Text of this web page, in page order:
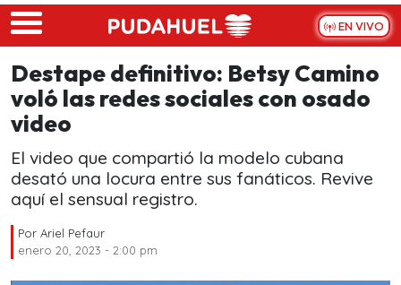
Skip to main content
EN VIVO
Destape definitivo: Betsy Camino
voló las redes sociales con osado
video
El video que compartió la modelo cubana
desató una locura entre sus fanáticos. Revive
aquí el sensual registro.
Por Ariel Pefaur
enero 20, 2023 - 2:00 pm